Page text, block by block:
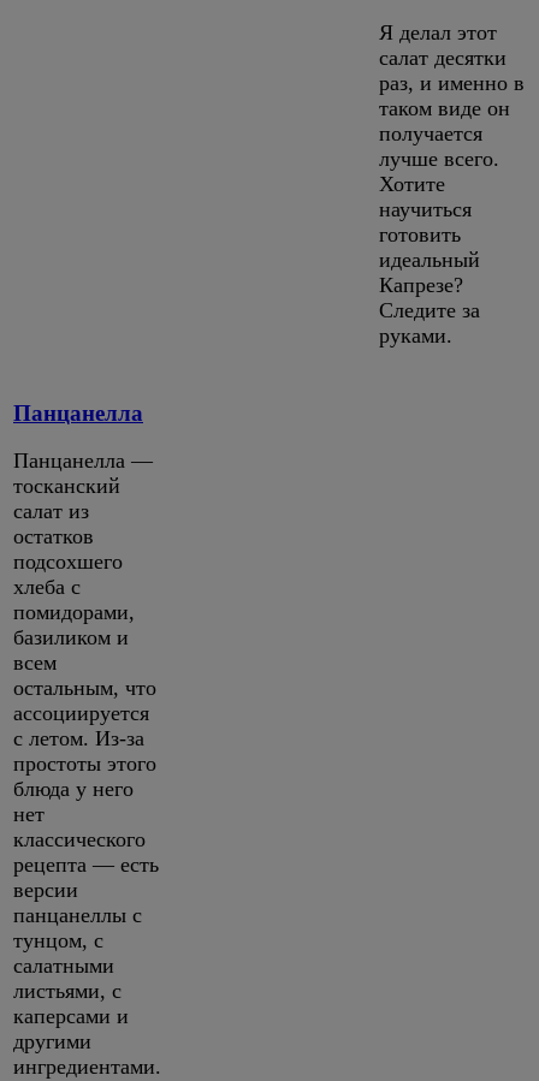
Я делал этот
салат десятки
раз, и именно в
таком виде он
получается
лучше всего.
Хотите
научиться
готовить
идеальный
Капрезе?
Следите за
руками.
Панцанелла
Панцанелла —
тосканский
салат из
остатков
подсохшего
хлеба с
помидорами,
базиликом и
всем
остальным, что
ассоциируется
с летом. Из-за
простоты этого
блюда у него
нет
классического
рецепта — есть
версии
панцанеллы с
тунцом, с
салатными
листьями, с
каперсами и
другими
ингредиентами.